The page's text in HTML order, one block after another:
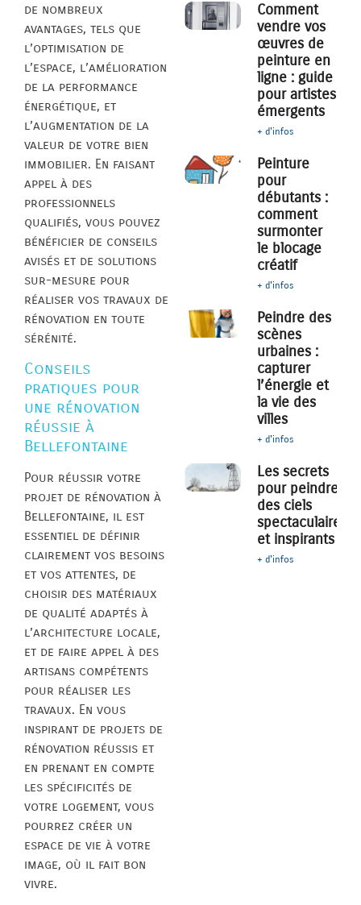
de nombreux
avantages, tels que
l’optimisation de
l’espace, l’amélioration
de la performance
énergétique, et
l’augmentation de la
valeur de votre bien
immobilier. En faisant
appel à des
professionnels
qualifiés, vous pouvez
bénéficier de conseils
avisés et de solutions
sur-mesure pour
réaliser vos travaux de
rénovation en toute
sérénité.
Conseils
pratiques pour
une rénovation
réussie à
Bellefontaine
Pour réussir votre
projet de rénovation à
Bellefontaine, il est
essentiel de définir
clairement vos besoins
et vos attentes, de
choisir des matériaux
de qualité adaptés à
l’architecture locale,
et de faire appel à des
artisans compétents
pour réaliser les
travaux. En vous
inspirant de projets de
rénovation réussis et
en prenant en compte
les spécificités de
votre logement, vous
pourrez créer un
espace de vie à votre
image, où il fait bon
vivre.
Comment
vendre vos
œuvres de
peinture en
ligne : guide
pour artistes
émergents
+ d'infos
Peinture
pour
débutants :
comment
surmonter
le blocage
créatif
+ d'infos
Peindre des
scènes
urbaines :
capturer
l’énergie et
la vie des
villes
+ d'infos
Les secrets
pour peindre
des ciels
spectaculaires
et inspirants
+ d'infos